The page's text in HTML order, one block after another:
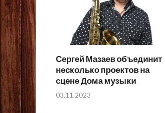
Сергей Мазаев объединит
несколько проектов на
сцене Дома музыки
03.11.2023